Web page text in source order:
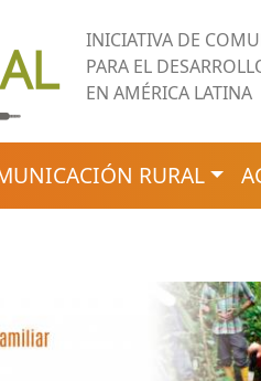
INICIATIVA DE
PARA EL
EN AMÉRICA LATINA
RURAL